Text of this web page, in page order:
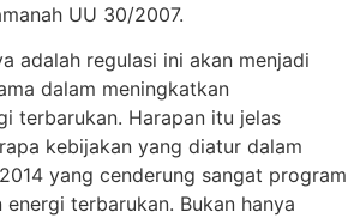
UU 30/2007.
adalah regulasi ini akan menjadi
dalam meningkatkan
terbarukan. Harapan itu jelas
kebijakan yang diatur dalam
yang cenderung sangat program
terbarukan. Bukan hanya